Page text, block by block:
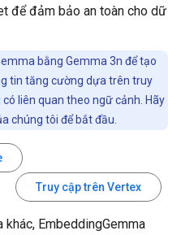
để đảm bảo an toàn cho dữ
bằng Gemma 3n để tạo
tin tăng cường dựa trên truy
liên quan theo ngữ cảnh. Hãy
chúng tôi để bắt đầu.
Truy cập trên Vertex
khác, EmbeddingGemma